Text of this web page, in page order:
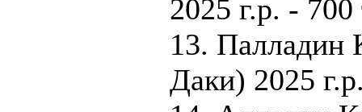
2025 г.р. - 700
13. Палладин
Даки) 2025